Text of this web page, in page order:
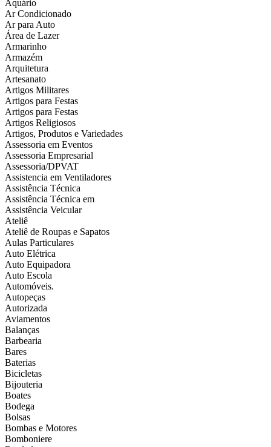
Aquário
Ar Condicionado
Ar para Auto
Área de Lazer
Armarinho
Armazém
Arquitetura
Artesanato
Artigos Militares
Artigos para Festas
Artigos para Festas
Artigos Religiosos
Artigos, Produtos e Variedades
Assessoria em Eventos
Assessoria Empresarial
Assessoria/DPVAT
Assistencia em Ventiladores
Assistência Técnica
Assistência Técnica em
Assistência Veicular
Ateliê
Ateliê de Roupas e Sapatos
Aulas Particulares
Auto Elétrica
Auto Equipadora
Auto Escola
Automóveis.
Autopeças
Autorizada
Aviamentos
Balanças
Barbearia
Bares
Baterias
Bicicletas
Bijouteria
Boates
Bodega
Bolsas
Bombas e Motores
Bomboniere